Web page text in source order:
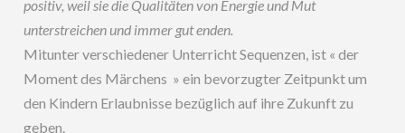
positiv, weil sie die Qualitäten von Energie und Mut
unterstreichen und immer gut enden.
Mitunter verschiedener Unterricht Sequenzen, ist « der
Moment des Märchens » ein bevorzugter Zeitpunkt um
den Kindern Erlaubnisse bezüglich auf ihre Zukunft zu
geben.